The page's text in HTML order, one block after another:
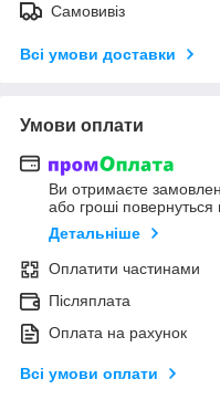
Самовивіз
Всі умови доставки
Умови оплати
Ви отримаєте
або гроші повернуться
Детальніше
Оплатити частинами
Післяплата
Оплата на рахунок
Всі умови оплати